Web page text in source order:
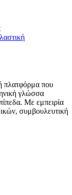
πλατφόρμα που
γλώσσα
Με εμπειρία
συμβουλευτική